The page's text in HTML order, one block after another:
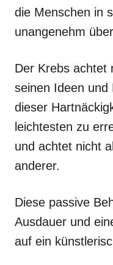
die Menschen in
unangenehm
Der Krebs achtet
seinen Ideen und
dieser
leichtesten zu
und achtet nicht
anderer.
Diese passive
Ausdauer und
auf ein